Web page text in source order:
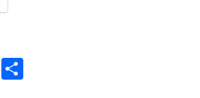
E